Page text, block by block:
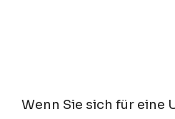
Wenn Sie sich für eine